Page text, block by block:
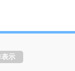
表示